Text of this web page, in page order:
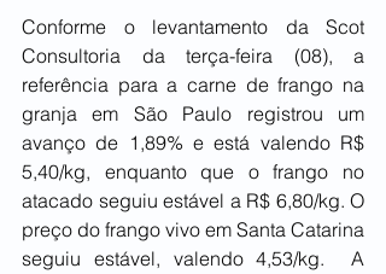
Conforme o levantamento da Scot
Consultoria da terça-feira (08), a
referência para a carne de frango na
granja em São Paulo registrou um
avanço de 1,89% e está valendo R$
5,40/kg, enquanto que o frango no
atacado seguiu estável a R$ 6,80/kg. O
preço do frango vivo em Santa Catarina
seguiu estável, valendo 4,53/kg.  A